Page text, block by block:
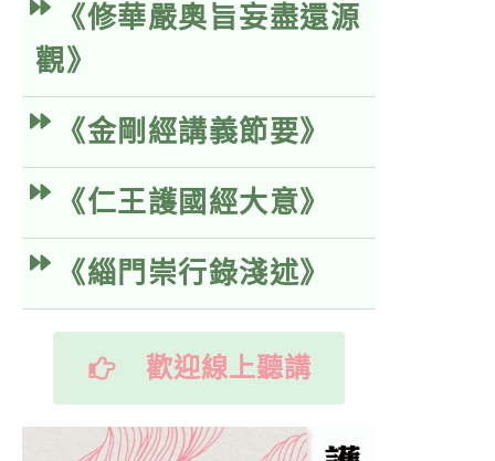
《修華嚴奧旨妄盡還源
觀》
《金剛經講義節要》
《仁王護國經大意》
《緇門崇行錄淺述》
歡迎線上聽講